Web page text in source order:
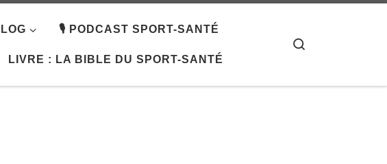
🎙️ PODCAST SPORT-SANTÉ
LIVRE : LA BIBLE DU SPORT-SANTÉ